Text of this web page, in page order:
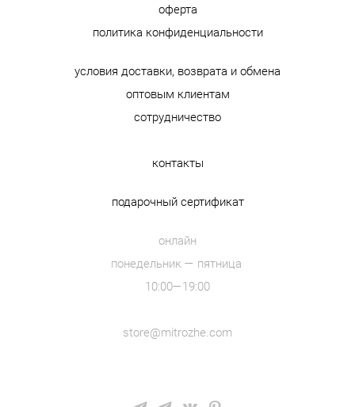
оферта
политика конфиденциальности
условия доставки, возврата и обмена
оптовым клиентам
сотрудничество
контакты
подарочный сертификат
онлайн
понедельник — пятница
10:00—19:00
store@mitrozhe.com